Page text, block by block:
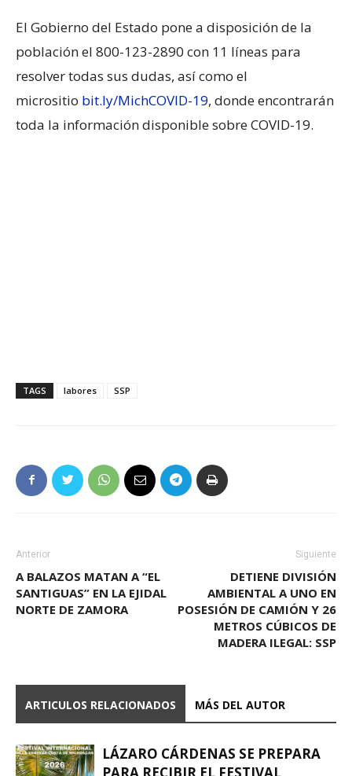
El Gobierno del Estado pone a disposición de la
población el 800-123-2890 con 11 líneas para
resolver todas sus dudas, así como el
micrositio bit.ly/MichCOVID-19, donde encontrarán
toda la información disponible sobre COVID-19.
TAGS labores SSP
Anterior
A BALAZOS MATAN A “EL
SANTIGUAS” EN LA EJIDAL
NORTE DE ZAMORA
Siguiente
DETIENE DIVISIÓN
AMBIENTAL A UNO EN
POSESIÓN DE CAMIÓN Y 26
METROS CÚBICOS DE
MADERA ILEGAL: SSP
ARTICULOS RELACIONADOS MÁS DEL AUTOR
LÁZARO CÁRDENAS SE PREPARA